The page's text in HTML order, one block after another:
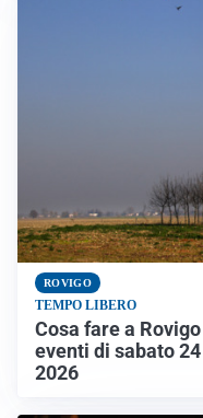
ROVIGO
TEMPO LIBERO
Cosa fare a
eventi di sabato
2026